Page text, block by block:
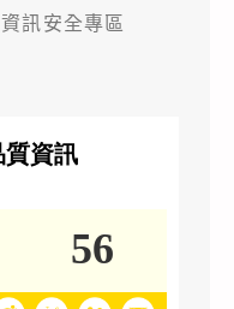
資訊安全專區